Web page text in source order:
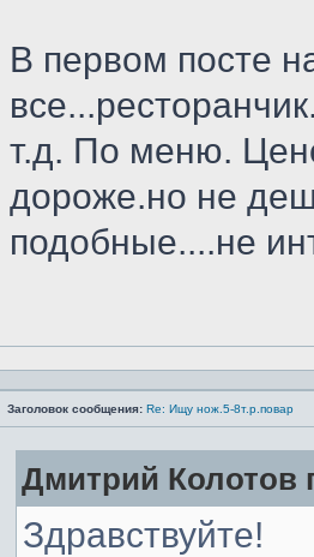
В первом посте
т.д. По меню.
дороже.но не
подобные....не
Заголовок сообщения: Re: Ищу нож.5-8т.р.повар
Дмитрий Колотов
Здравствуйте!